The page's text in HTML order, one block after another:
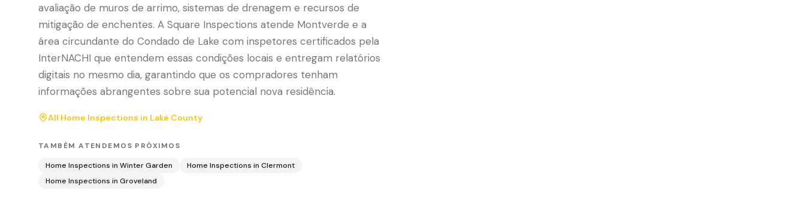
avaliação de muros de arrimo, sistemas de drenagem e recursos de
mitigação de enchentes. A Square Inspections atende Montverde e a
área circundante do Condado de Lake com inspetores certificados pela
InterNACHI que entendem essas condições locais e entregam relatórios
digitais no mesmo dia, garantindo que os compradores tenham
informações abrangentes sobre sua potencial nova residência.
All Home Inspections in Lake County
TAMBÉM ATENDEMOS PRÓXIMOS
Home Inspections in Winter Garden Home Inspections in Clermont
Home Inspections in Groveland